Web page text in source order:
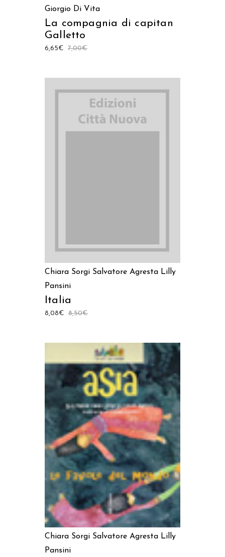
Giorgio Di Vita
La compagnia di capitan
Galletto
7,00€
6,65€
Chiara Sorgi Salvatore Agresta Lilly
Pansini
Italia
8,50€
8,08€
AGGIUNGI AL CARRELLO
Chiara Sorgi Salvatore Agresta Lilly
Pansini